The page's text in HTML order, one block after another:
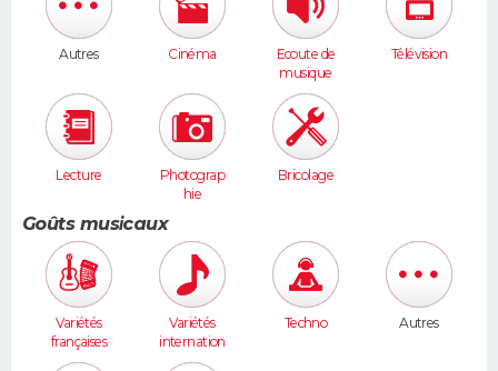
Autres Cinéma
Ecoute de
musique
Télévision
Lecture
Photograp
hie
Bricolage
Goûts musicaux
Variétés
françaises
Variétés
internation
ales
Techno Autres